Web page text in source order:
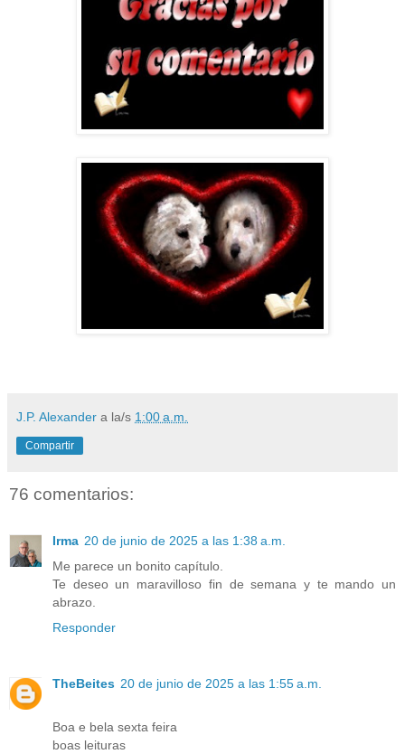
J.P. Alexander a la/s 1:00 a.m.
Compartir
76 comentarios:
Irma 20 de junio de 2025 a las 1:38 a.m.
Me parece un bonito capítulo.
Te deseo un maravilloso fin de semana y te mando un
abrazo.
Responder
TheBeites 20 de junio de 2025 a las 1:55 a.m.
Boa e bela sexta feira
boas leituras